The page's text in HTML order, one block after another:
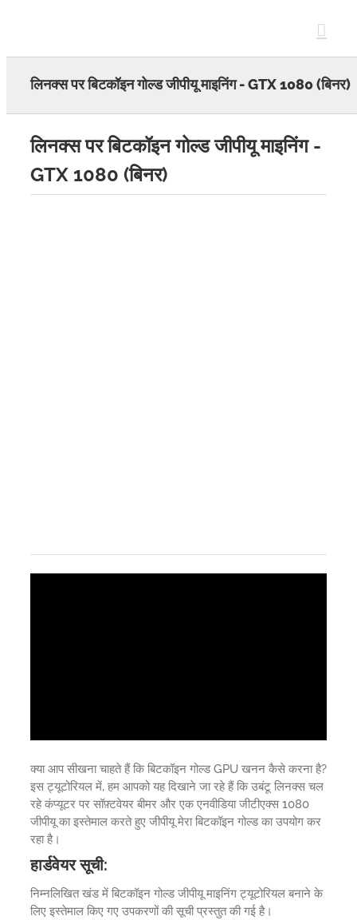
लिनक्स पर बिटकॉइन गोल्ड जीपीयू माइनिंग - GTX 1080 (बिनर)
लिनक्स पर बिटकॉइन गोल्ड जीपीयू माइनिंग -
GTX 1080 (बिनर)
क्या आप सीखना चाहते हैं कि बिटकॉइन गोल्ड GPU खनन कैसे करना है?
इस ट्यूटोरियल में, हम आपको यह दिखाने जा रहे हैं कि उबंटू लिनक्स चल
रहे कंप्यूटर पर सॉफ़्टवेयर बीमर और एक एनवीडिया जीटीएक्स 1080
जीपीयू का इस्तेमाल करते हुए जीपीयू मेरा बिटकॉइन गोल्ड का उपयोग कर
रहा है।
हार्डवेयर सूची:
निम्नलिखित खंड में बिटकॉइन गोल्ड जीपीयू माइनिंग ट्यूटोरियल बनाने के
लिए इस्तेमाल किए गए उपकरणों की सूची प्रस्तुत की गई है।